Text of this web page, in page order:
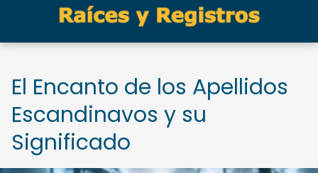
El Encanto de los Apellidos
Escandinavos y su
Significado